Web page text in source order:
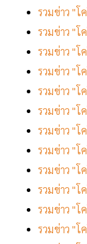
รวมข่าว "
รวมข่าว "
รวมข่าว "
รวมข่าว "
รวมข่าว "
รวมข่าว "
รวมข่าว "
รวมข่าว "
รวมข่าว "
รวมข่าว "
รวมข่าว "
รวมข่าว "